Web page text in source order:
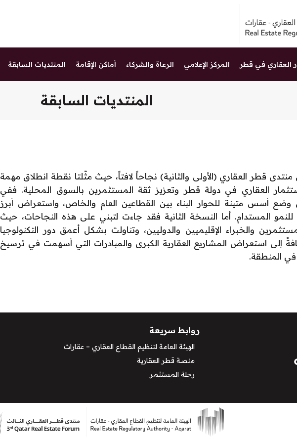
العقاري في قطر المركز الإعلامي الرعاة والشركاء أماكن الإقامة المنتديات السابقة
المنتديات السابقة
قطر العقاري (الأولى والثانية) نجاحاً لافتاً، حيث مثّلتا نقطة انطلاق مهمة
العقاري في دولة قطر وتعزيز ثقة المستثمرين بالسوق المحلية. ففي
وضع أسس متينة للحوار البناء بين القطاعين العام والخاص، واستعراض أبرز
للنمو المستدام. أما النسخة الثانية فقد جاءت لتبني على هذه النجاحات، حيث
والخبراء الإقليميين والدوليين، وتناولت بشكل أعمق دور التكنولوجيا
إلى استعراض المشاريع العقارية الكبرى والمبادرات التي أسهمت في ترسيخ
في المنطقة.
روابط سريعة
الهيئة العامة لتنظيم القطاع العقاري – عقارات
منصة قطر العقارية
رحلة المستثمر